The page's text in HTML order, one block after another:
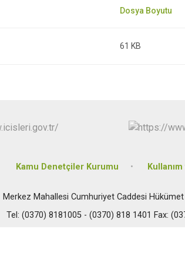
61 KB
Kamu Denetçiler Kurumu
Merkez Mahallesi Cumhuriyet Caddesi Hükümet
Tel: (0370) 8181005 - (0370) 818 1401 Fax: